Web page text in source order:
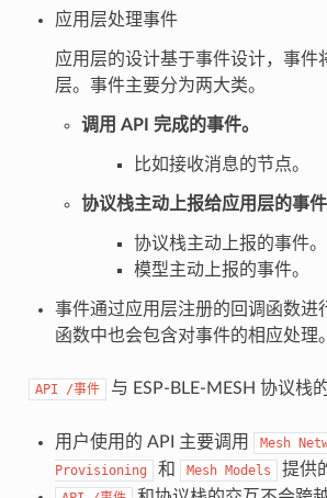
应用层处理事件
应用层的设计基于事件设计，事件
层。事件主要分为两大类。
调用 API 完成的事件。
比如接收消息的节点。
协议栈主动上报给应用层的事件
协议栈主动上报的事件。
模型主动上报的事件。
事件通过应用层注册的回调函数进
函数中也会包含对事件的相应处理。
API /事件 与 ESP-BLE-MESH 协议栈
用户使用的 API 主要调用 Mesh
Provisioning
和 Mesh Models 提供